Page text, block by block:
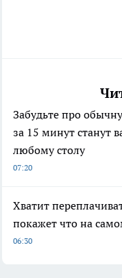
Забудьте про
за 15 минут станут
любому столу
07:20
Хватит
покажет что на
06:30